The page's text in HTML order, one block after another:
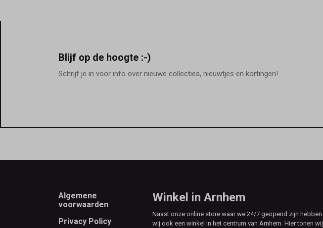
Blijf op de hoogte :-)
Schrijf je in voor info over nieuwe collecties, nieuwtjes en kortingen!
Footer
Algemene
voorwaarden
Privacy Policy
Winkel in Arnhem
Naast onze online store waar we 24/7 geopend zijn hebben
wij ook een winkel in het centrum van Arnhem. Hier tonen wij